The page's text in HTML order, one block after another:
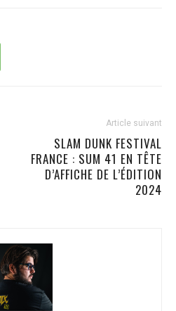
Article suivant
SLAM DUNK FESTIVAL
FRANCE : SUM 41 EN TÊTE
D’AFFICHE DE L’ÉDITION
2024